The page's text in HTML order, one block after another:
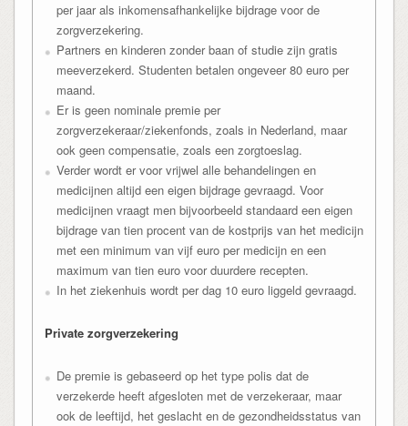
per jaar als inkomensafhankelijke bijdrage voor de
zorgverzekering.
Partners en kinderen zonder baan of studie zijn gratis
meeverzekerd. Studenten betalen ongeveer 80 euro per
maand.
Er is geen nominale premie per
zorgverzekeraar/ziekenfonds, zoals in Nederland, maar
ook geen compensatie, zoals een zorgtoeslag.
Verder wordt er voor vrijwel alle behandelingen en
medicijnen altijd een eigen bijdrage gevraagd. Voor
medicijnen vraagt men bijvoorbeeld standaard een eigen
bijdrage van tien procent van de kostprijs van het medicijn
met een minimum van vijf euro per medicijn en een
maximum van tien euro voor duurdere recepten.
In het ziekenhuis wordt per dag 10 euro liggeld gevraagd.
Private zorgverzekering
De premie is gebaseerd op het type polis dat de
verzekerde heeft afgesloten met de verzekeraar, maar
ook de leeftijd, het geslacht en de gezondheidsstatus van